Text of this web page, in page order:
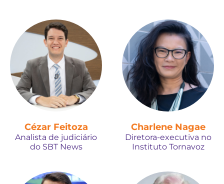
Cézar Feitoza
Analista de judiciário
do SBT News
Charlene Nagae
Diretora-executiva no
Instituto Tornavoz